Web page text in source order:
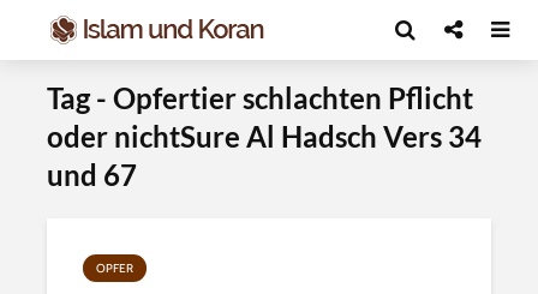
Tag - Opfertier schlachten Pflicht
oder nichtSure Al Hadsch Vers 34
und 67
OPFER